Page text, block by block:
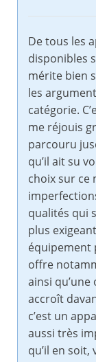
De tous les
disponibles
mérite bien
les
catégorie.
me réjouis
parcouru
qu’il ait su
choix sur ce
qualités qui
plus
équipement
offre
ainsi
accroît
c’est un
aussi très
qu’il en